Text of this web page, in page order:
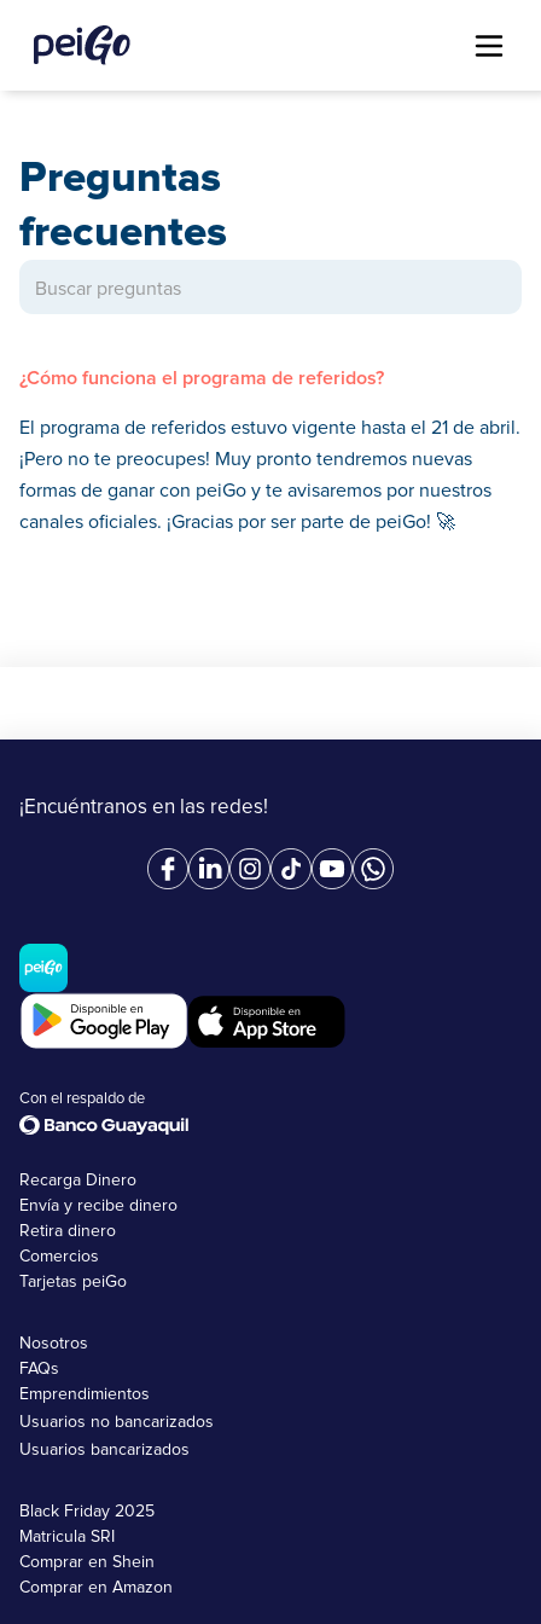
Preguntas
frecuentes
¿Cómo funciona el programa de referidos?
El programa de referidos estuvo vigente hasta el 21 de abril.
¡Pero no te preocupes! Muy pronto tendremos nuevas
formas de ganar con peiGo y te avisaremos por nuestros
canales oficiales. ¡Gracias por ser parte de peiGo! 🚀
¡Encuéntranos en las redes!
Con el respaldo de
Recarga Dinero
Envía y recibe dinero
Retira dinero
Comercios
Tarjetas peiGo
Nosotros
FAQs
Emprendimientos
Usuarios no bancarizados
Usuarios bancarizados
Black Friday 2025
Matricula SRI
Comprar en Shein
Comprar en Amazon